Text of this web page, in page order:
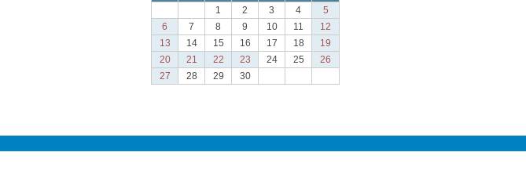
1
2 3 4
5
6
7 8 9 10 11
12
13
14 15 16 17 18
19
20
21 22 23 24 25
26
27
28 29 30